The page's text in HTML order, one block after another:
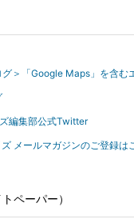
グ＞「Google Maps」を含む
編集部公式Twitter
メールマガジンのご登録は
ペーパー）